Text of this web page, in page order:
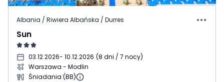
Albania / Riwiera Albańska / Durres
Sun
03.12.2026- 10.12.2026 (8 dni / 7 nocy)
Warszawa - Modlin
Śniadania (BB)